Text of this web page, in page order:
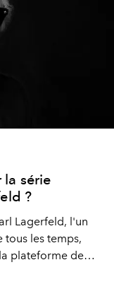
la série
?
Lagerfeld, l'un
tous les temps,
plateforme de